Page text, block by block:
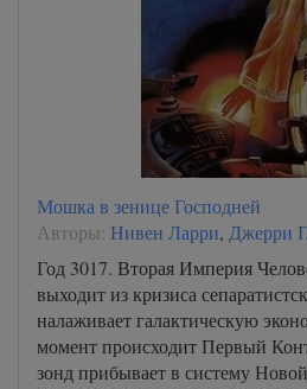
Мошка в зенице Господней
Авторы: Нивен Ларри, Джерри
Год 3017. Вторая Империя
выходит из кризиса
налаживает галактическую
момент происходит Первый
зонд прибывает в систему